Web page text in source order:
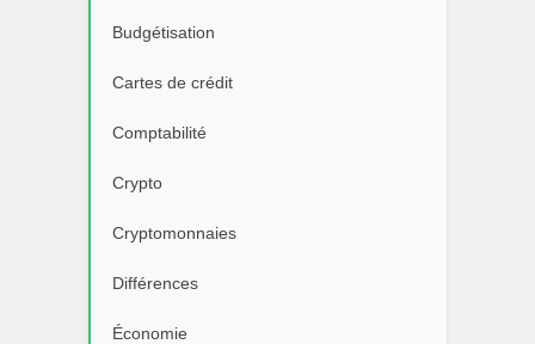
Budgétisation
Cartes de crédit
Comptabilité
Crypto
Cryptomonnaies
Différences
Économie